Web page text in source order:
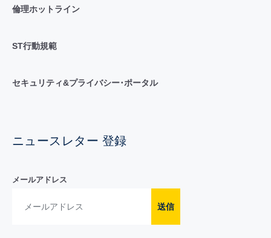
倫理ホットライン
ST行動規範
セキュリティ&プライバシー･ポータル
ニュースレター 登録
メールアドレス
送信